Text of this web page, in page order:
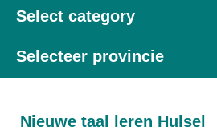
Select category
Selecteer provincie
Nieuwe taal leren Hulsel